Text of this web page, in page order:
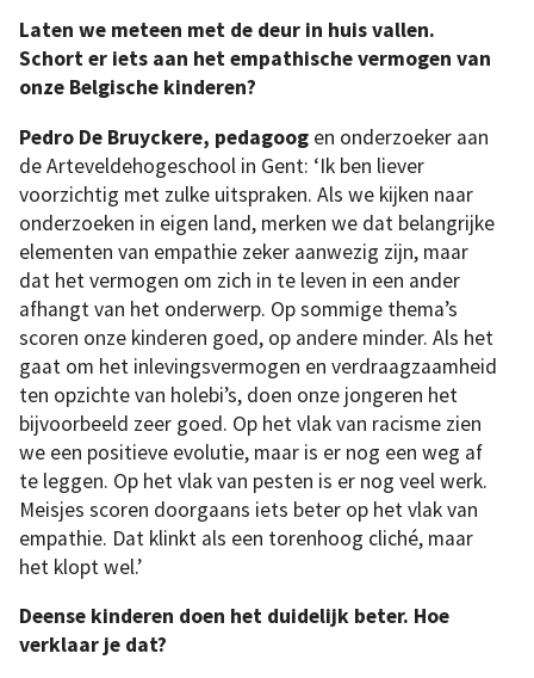
Laten we meteen met de deur in huis vallen.
Schort er iets aan het empathische vermogen van
onze Belgische kinderen?
Pedro De Bruyckere, pedagoog en onderzoeker aan
de Arteveldehogeschool in Gent: ‘Ik ben liever
voorzichtig met zulke uitspraken. Als we kijken naar
onderzoeken in eigen land, merken we dat belangrijke
elementen van empathie zeker aanwezig zijn, maar
dat het vermogen om zich in te leven in een ander
afhangt van het onderwerp. Op sommige thema’s
scoren onze kinderen goed, op andere minder. Als het
gaat om het inlevingsvermogen en verdraagzaamheid
ten opzichte van holebi’s, doen onze jongeren het
bijvoorbeeld zeer goed. Op het vlak van racisme zien
we een positieve evolutie, maar is er nog een weg af
te leggen. Op het vlak van pesten is er nog veel werk.
Meisjes scoren doorgaans iets beter op het vlak van
empathie. Dat klinkt als een torenhoog cliché, maar
het klopt wel.’
Deense kinderen doen het duidelijk beter. Hoe
verklaar je dat?